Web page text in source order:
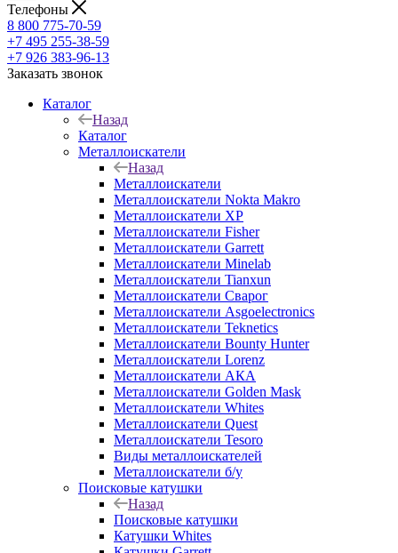
Телефоны
8 800 775-70-59
+7 495 255-38-59
+7 926 383-96-13
Заказать звонок
Каталог
Назад
Каталог
Металлоискатели
Назад
Металлоискатели
Металлоискатели Nokta Makro
Металлоискатели XP
Металлоискатели Fisher
Металлоискатели Garrett
Металлоискатели Minelab
Металлоискатели Tianxun
Металлоискатели Сварог
Металлоискатели Asgoelectronics
Металлоискатели Teknetics
Металлоискатели Bounty Hunter
Металлоискатели Lorenz
Металлоискатели АКА
Металлоискатели Golden Mask
Металлоискатели Whites
Металлоискатели Quest
Металлоискатели Tesoro
Виды металлоискателей
Металлоискатели б/у
Поисковые катушки
Назад
Поисковые катушки
Катушки Whites